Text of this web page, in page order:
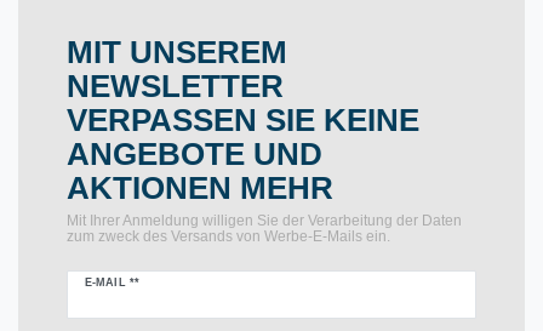
MIT UNSEREM
NEWSLETTER
VERPASSEN SIE KEINE
ANGEBOTE UND
AKTIONEN MEHR
Mit Ihrer Anmeldung willigen Sie der Verarbeitung der Daten
zum zweck des Versands von Werbe-E-Mails ein.
E-MAIL **
Newsletter